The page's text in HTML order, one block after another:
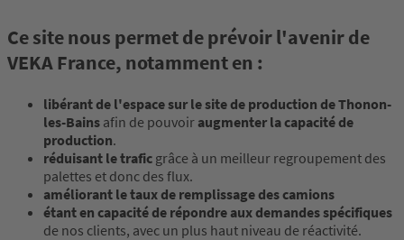
Ce site nous permet de prévoir l'avenir de
VEKA France, notamment en :
libérant de l'espace sur le site de production de Thonon-
les-Bains afin de pouvoir augmenter la capacité de
production.
réduisant le trafic grâce à un meilleur regroupement des
palettes et donc des flux.
améliorant le taux de remplissage des camions
étant en capacité de répondre aux demandes spécifiques
de nos clients, avec un plus haut niveau de réactivité.